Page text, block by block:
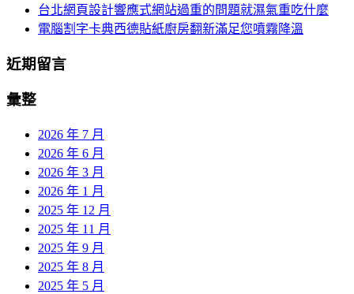
台北網頁設計響應式網站過重的問題就濕氣重吃什麼
電腦割字卡典西德貼紙廚房翻新滿足您噴霧降溫
近期留言
彙整
2026 年 7 月
2026 年 6 月
2026 年 3 月
2026 年 1 月
2025 年 12 月
2025 年 11 月
2025 年 9 月
2025 年 8 月
2025 年 5 月